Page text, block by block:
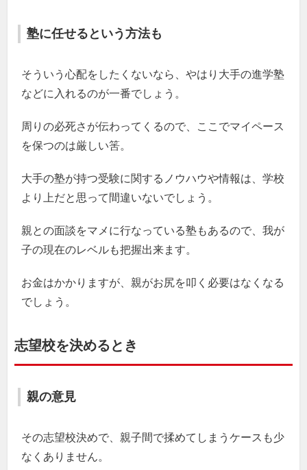
塾に任せるという方法も
そういう心配をしたくないなら、やはり大手の進学塾
などに入れるのが一番でしょう。
周りの必死さが伝わってくるので、ここでマイペース
を保つのは厳しい筈。
大手の塾が持つ受験に関するノウハウや情報は、学校
より上だと思って間違いないでしょう。
親との面談をマメに行なっている塾もあるので、我が
子の現在のレベルも把握出来ます。
お金はかかりますが、親がお尻を叩く必要はなくなる
でしょう。
志望校を決めるとき
親の意見
その志望校決めで、親子間で揉めてしまうケースも少
なくありません。